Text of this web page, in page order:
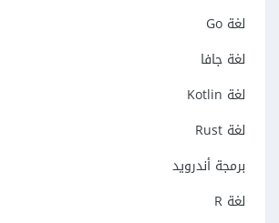
لغة Go
لغة جافا
لغة Kotlin
لغة Rust
برمجة أندرويد
لغة R